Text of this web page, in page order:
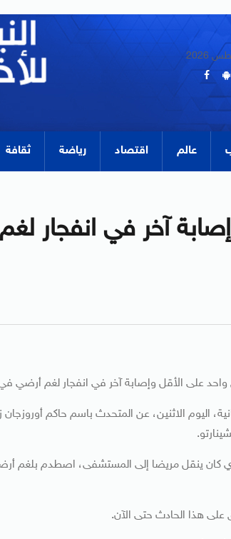
عالم اقتصاد رياضة ثقافة
آخر في انفجار لغم
على الأقل وإصابة آخر في انفجار لغم أرضي في
اليوم الاثنين، عن المتحدث باسم حاكم
كان ينقل مريضا إلى المستشفى، اصطدم بلغم أرضي
على هذا الحادث حتى الآن.